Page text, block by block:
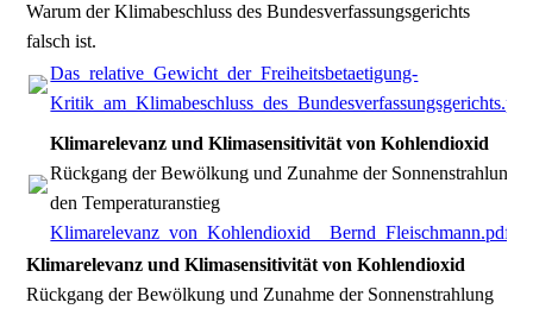
Warum der Klimabeschluss des Bundesverfassungsgerichts
falsch ist.
Das_relative_Gewicht_der_Freiheitsbetaetigung-
Kritik_am_Klimabeschluss_des_Bundesverfassungsgerichts.pdf
Klimarelevanz und Klimasensitivität von Kohlendioxid
Rückgang der Bewölkung und Zunahme der Sonnenstrahlung
den Temperaturanstieg
Klimarelevanz_von_Kohlendioxid__Bernd_Fleischmann.pdf
Klimarelevanz und Klimasensitivität von Kohlendioxid
Rückgang der Bewölkung und Zunahme der Sonnenstrahlung